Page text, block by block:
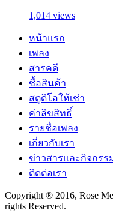
1,014 views
หน้าแรก
เพลง
สารคดี
ซื้อสินค้า
สตูดิโอให้เช่า
ค่าลิขสิทธิ์
รายชื่อเพลง
เกี่ยวกับเรา
ข่าวสารและกิจกรร
ติดต่อเรา
Copyright ® 2016, Rose
rights Reserved.